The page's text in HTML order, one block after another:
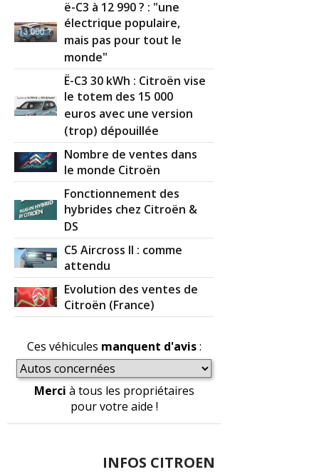
ë-C3 à 12 990 ? : "une
électrique populaire,
mais pas pour tout le
monde"
Ë-C3 30 kWh : Citroën vise
le totem des 15 000
euros avec une version
(trop) dépouillée
Nombre de ventes dans
le monde Citroën
Fonctionnement des
hybrides chez Citroën &
DS
C5 Aircross II : comme
attendu
Evolution des ventes de
Citroën (France)
Ces véhicules manquent d'avis:
Merci à tous les propriétaires
pour votre aide !
INFOS CITROEN